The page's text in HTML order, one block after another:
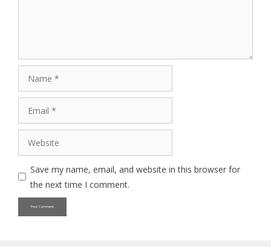
Website
Save my name, email, and website in this browser for
the next time I comment.